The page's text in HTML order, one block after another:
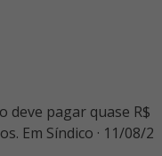
deve pagar quase R$
Em Síndico · 11/08/2